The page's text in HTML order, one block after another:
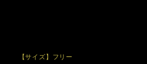
【サイズ】フリー